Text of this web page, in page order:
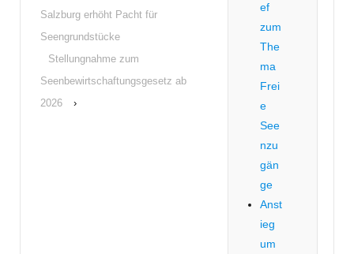
Salzburg erhöht Pacht für
Seengrundstücke
Stellungnahme zum
Seenbewirtschaftungsgesetz ab
2026
›
ef
zum
The
ma
Frei
e
See
nzu
gän
ge
Anst
ieg
um